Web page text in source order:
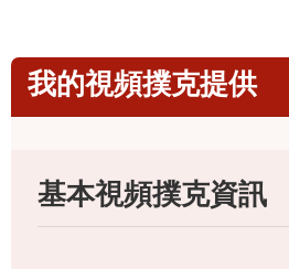
我的視頻撲克提供
基本視頻撲克資訊